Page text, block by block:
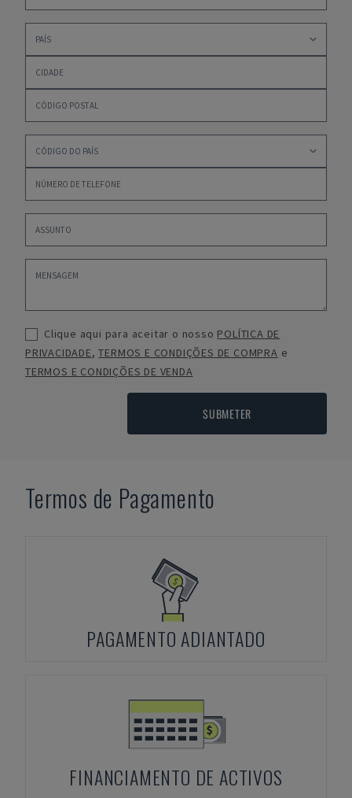
Clique aqui para aceitar o nosso POLÍTICA DE
PRIVACIDADE,TERMOS E CONDIÇÕES DE COMPRA e
TERMOS E CONDIÇÕES DE VENDA
SUBMETER
Termos de Pagamento
PAGAMENTO ADIANTADO
FINANCIAMENTO DE ACTIVOS